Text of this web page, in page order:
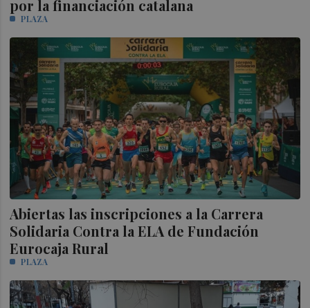
por la financiación catalana
PLAZA
Abiertas las inscripciones a la Carrera
Solidaria Contra la ELA de Fundación
Eurocaja Rural
PLAZA